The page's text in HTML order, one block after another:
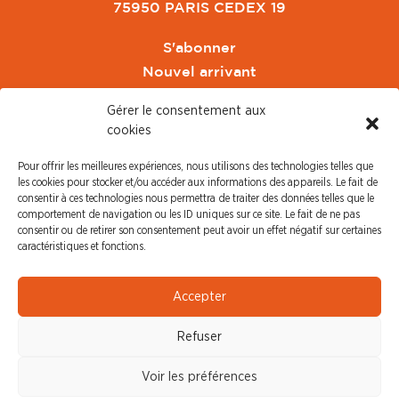
Gérer le consentement aux
cookies
Pour offrir les meilleures expériences, nous utilisons des technologies telles que
les cookies pour stocker et/ou accéder aux informations des appareils. Le fait de
consentir à ces technologies nous permettra de traiter des données telles que le
comportement de navigation ou les ID uniques sur ce site. Le fait de ne pas
consentir ou de retirer son consentement peut avoir un effet négatif sur certaines
caractéristiques et fonctions.
Accepter
Refuser
Voir les préférences
75950 PARIS CEDEX 19
S'abonner
Nouvel arrivant
CFDT Cadres
CFDT Retraités
L'UFFA
PRESSE
Communiqué de Presse
Revue de Presse